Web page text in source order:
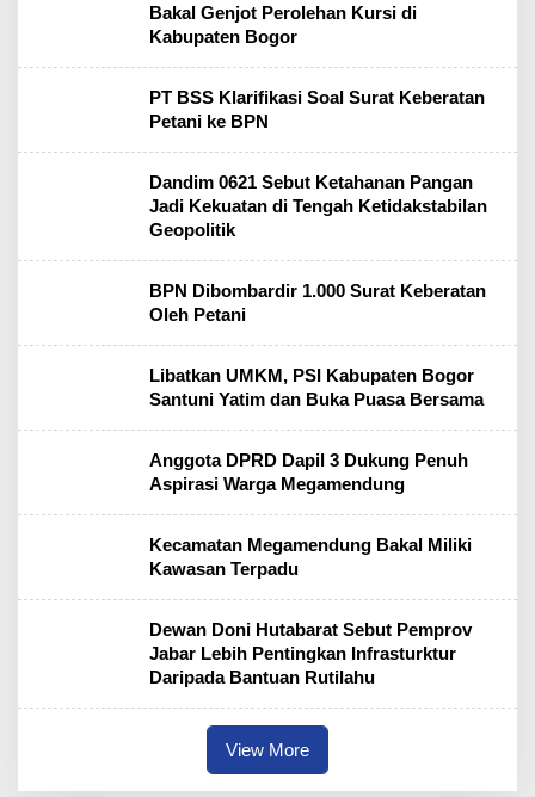
Bakal Genjot Perolehan Kursi di
Kabupaten Bogor
PT BSS Klarifikasi Soal Surat Keberatan
Petani ke BPN
Dandim 0621 Sebut Ketahanan Pangan
Jadi Kekuatan di Tengah Ketidakstabilan
Geopolitik
BPN Dibombardir 1.000 Surat Keberatan
Oleh Petani
Libatkan UMKM, PSI Kabupaten Bogor
Santuni Yatim dan Buka Puasa Bersama
Anggota DPRD Dapil 3 Dukung Penuh
Aspirasi Warga Megamendung
Kecamatan Megamendung Bakal Miliki
Kawasan Terpadu
Dewan Doni Hutabarat Sebut Pemprov
Jabar Lebih Pentingkan Infrasturktur
Daripada Bantuan Rutilahu
View More